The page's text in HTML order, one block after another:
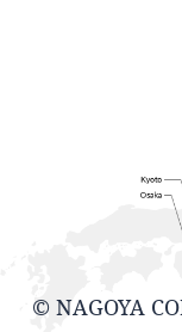
© NAGOYA